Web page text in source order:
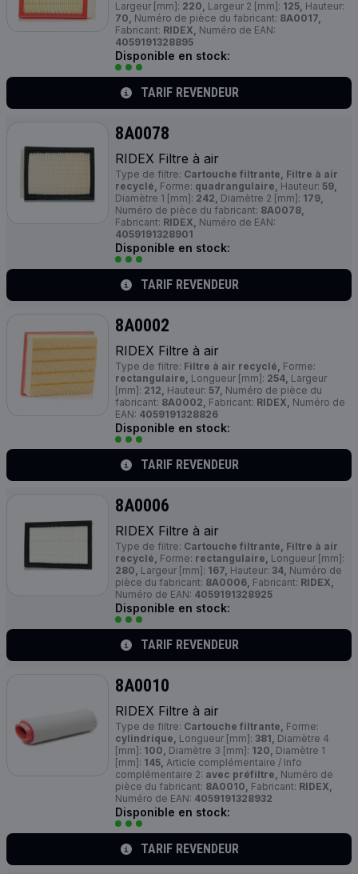
Largeur [mm]: 220, Largeur 2 [mm]: 125, Hauteur:
70, Numéro de pièce du fabricant: 8A0017,
Fabricant: RIDEX, Numéro de EAN:
4059191328895
Disponible en stock:
TARIF REVENDEUR
8A0078
RIDEX Filtre à air
Type de filtre: Cartouche filtrante, Filtre à air
recyclé, Forme: quadrangulaire, Hauteur: 59,
Diamètre 1 [mm]: 242, Diamètre 2 [mm]: 179,
Numéro de pièce du fabricant: 8A0078,
Fabricant: RIDEX, Numéro de EAN:
4059191328901
Disponible en stock:
TARIF REVENDEUR
8A0002
RIDEX Filtre à air
Type de filtre: Filtre à air recyclé, Forme:
rectangulaire, Longueur [mm]: 254, Largeur
[mm]: 212, Hauteur: 57, Numéro de pièce du
fabricant: 8A0002, Fabricant: RIDEX, Numéro de
EAN: 4059191328826
Disponible en stock:
TARIF REVENDEUR
8A0006
RIDEX Filtre à air
Type de filtre: Cartouche filtrante, Filtre à air
recyclé, Forme: rectangulaire, Longueur [mm]:
280, Largeur [mm]: 167, Hauteur: 34, Numéro de
pièce du fabricant: 8A0006, Fabricant: RIDEX,
Numéro de EAN: 4059191328925
Disponible en stock:
TARIF REVENDEUR
8A0010
RIDEX Filtre à air
Type de filtre: Cartouche filtrante, Forme:
cylindrique, Longueur [mm]: 381, Diamètre 4
[mm]: 100, Diamètre 3 [mm]: 120, Diamètre 1
[mm]: 145, Article complémentaire / Info
complémentaire 2: avec préfiltre, Numéro de
pièce du fabricant: 8A0010, Fabricant: RIDEX,
Numéro de EAN: 4059191328932
Disponible en stock:
TARIF REVENDEUR